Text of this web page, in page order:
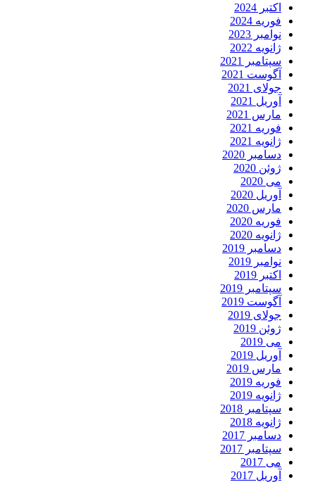
اکتبر 2024
فوریه 2024
نوامبر 2023
ژانویه 2022
سپتامبر 2021
آگوست 2021
جولای 2021
آوریل 2021
مارس 2021
فوریه 2021
ژانویه 2021
دسامبر 2020
ژوئن 2020
می 2020
آوریل 2020
مارس 2020
فوریه 2020
ژانویه 2020
دسامبر 2019
نوامبر 2019
اکتبر 2019
سپتامبر 2019
آگوست 2019
جولای 2019
ژوئن 2019
می 2019
آوریل 2019
مارس 2019
فوریه 2019
ژانویه 2019
سپتامبر 2018
ژانویه 2018
دسامبر 2017
سپتامبر 2017
می 2017
آوریل 2017